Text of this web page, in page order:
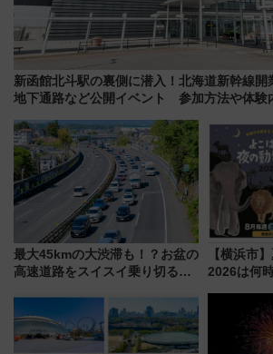
新函館北斗駅の裏側に潜入！北海道新幹線開
地下通路など公開イベント 参加方法や体験
最大45kmの大渋滞も！？お盆の
高速道路をスイスイ乗り切る快
【横浜市
2026は何
見どころ